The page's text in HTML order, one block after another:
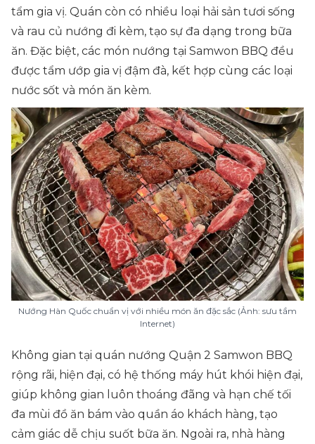
tẩm gia vị. Quán còn có nhiều loại hải sản tươi sống
và rau củ nướng đi kèm, tạo sự đa dạng trong bữa
ăn. Đặc biệt, các món nướng tại Samwon BBQ đều
được tẩm ướp gia vị đậm đà, kết hợp cùng các loại
nước sốt và món ăn kèm.
Nướng Hàn Quốc chuẩn vị với nhiều món ăn đặc sắc (Ảnh: sưu tầm
Internet)
Không gian tại quán nướng Quận 2 Samwon BBQ
rộng rãi, hiện đại, có hệ thống máy hút khói hiện đại,
giúp không gian luôn thoáng đãng và hạn chế tối
đa mùi đồ ăn bám vào quần áo khách hàng, tạo
cảm giác dễ chịu suốt bữa ăn. Ngoài ra, nhà hàng